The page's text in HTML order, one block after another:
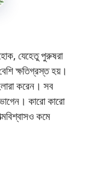
যেহেতু পুরুষরা
ক্ষতিগ্রস্ত হয়।
করেন। সব
কারো কারো
কমে